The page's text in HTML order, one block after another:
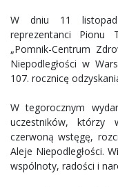
W dniu 11
reprezentanci Pionu
„Pomnik-Centrum
Niepodległości w
107. rocznicę
W tegorocznym
uczestników, którzy
czerwoną wstęgę,
Aleje Niepodległości.
wspólnoty, radości i